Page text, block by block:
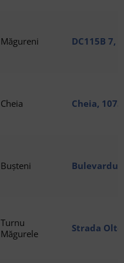
Măgureni DC115B 7,
Cheia Cheia,
Bușteni
Bulevardul
Turnu
Măgurele
Strada